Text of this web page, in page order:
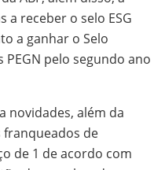
a receber o selo ESG
a ganhar o Selo
pelo segundo ano
novidades, além da
franqueados de
de 1 de acordo com